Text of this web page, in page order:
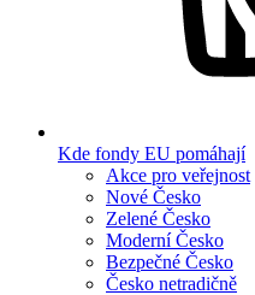
Kde fondy EU pomáhají
Akce pro veřejnost
Nové Česko
Zelené Česko
Moderní Česko
Bezpečné Česko
Česko netradičně